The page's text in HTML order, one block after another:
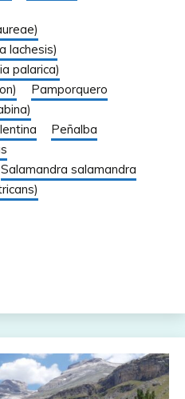
lachesis)
palarica)
Pamporquero
Peñalba
Salamandra salamandra